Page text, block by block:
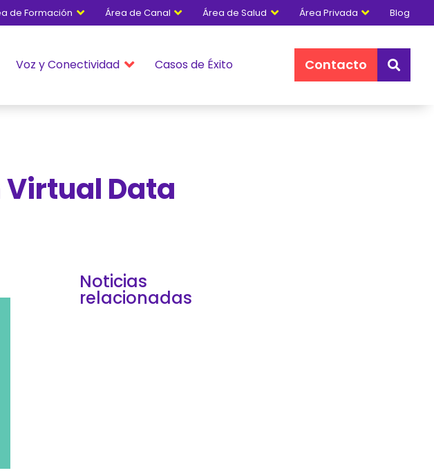

de Formación 
Área de Canal 
Área de Salud 
Área Privada Blog

Voz y Conectividad Casos de Éxito Contacto 
Data
Noticias
relacionadas